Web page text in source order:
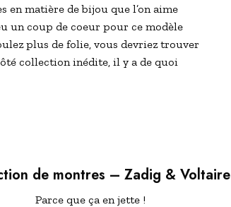
en matière de bijou que l’on aime
un coup de coeur pour ce modèle
plus de folie, vous devriez trouver
collection inédite, il y a de quoi
de montres – Zadig & Voltaire
Parce que ça en jette !